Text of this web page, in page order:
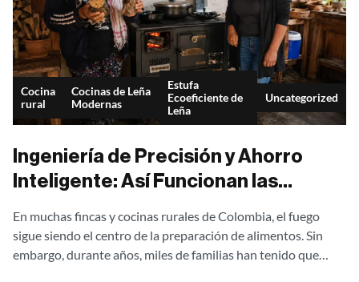
Cocina
rural
Cocinas de Leña
Modernas
Estufa
Ecoeficiente de
Leña
Uncategorized
Ingeniería de Precisión y Ahorro
Inteligente: Así Funcionan las
de Metalcof
En muchas fincas y cocinas rurales de Colombia, el fuego
sigue siendo el centro de la preparación de alimentos. Sin
embargo, durante años, miles de familias han tenido que